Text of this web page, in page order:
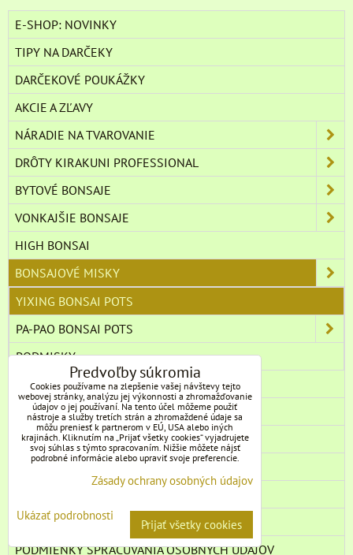
E-SHOP: NOVINKY
TIPY NA DARČEKY
DARČEKOVÉ POUKÁŽKY
AKCIE A ZĽAVY
NÁRADIE NA TVAROVANIE
DRÔTY KIRAKUNI PROFESSIONAL
BYTOVÉ BONSAJE
VONKAJŠIE BONSAJE
HIGH BONSAI
BONSAJOVÉ MISKY
YIXING BONSAI POTS
PA-PAO BONSAI POTS
PODMISKY
SUBSTRÁTY
HNOJIVÁ, ROZTOKY, PASTY
FIGURÁLNE PRVKY
LITERATÚRA
OBCHODNÉ PODMIENKY
PODMIENKY SPRACÚVANIA OSOBNÝCH ÚDAJOV
Predvoľby súkromia
Cookies používame na zlepšenie vašej návštevy tejto
webovej stránky, analýzu jej výkonnosti a zhromažďovanie
údajov o jej používaní. Na tento účel môžeme použiť
nástroje a služby tretích strán a zhromaždené údaje sa
môžu preniesť k partnerom v EÚ, USA alebo iných
krajinách. Kliknutím na „Prijať všetky cookies“ vyjadrujete
svoj súhlas s týmto spracovaním. Nižšie môžete nájsť
podrobné informácie alebo upraviť svoje preferencie.
Zásady ochrany osobných údajov
Ukázať podrobnosti
Prijať všetky cookies